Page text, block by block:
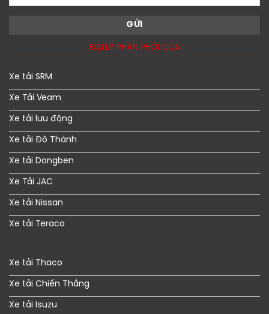
ĐẠI LÝ PHÂN PHỐI CỦA
Xe tải SRM
Xe Tải Veam
Xe tải lưu động
Xe tải Đô Thành
Xe tải Dongben
Xe Tải JAC
Xe tải Nissan
Xe tải Teraco
Xe tải Thaco
Xe tải Chiến Thắng
Xe tải Isuzu